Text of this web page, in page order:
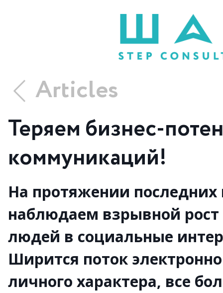
Articles
Теряем бизнес-
коммуникаций!
На протяжении
наблюдаем взрывной
людей в социальные
Ширится поток
личного характера, все